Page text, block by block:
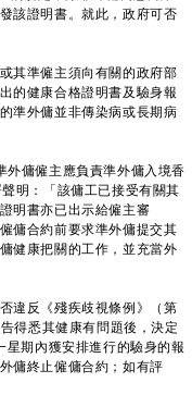
該證明書。就此，政府可否
其準僱主須向有關的政府部
的健康合格證明書及驗身報
準外傭並非傳染病或長期病
外傭僱主應負責準外傭入境香
明：「該傭工已接受有關其
明書亦已出示給僱主審
傭合約前要求準外傭提交其
健康把關的工作，並充當外
違反《殘疾歧視條例》（第
得悉其健康有問題後，決定
期內獲安排進行的驗身的報
傭終止僱傭合約；如有評